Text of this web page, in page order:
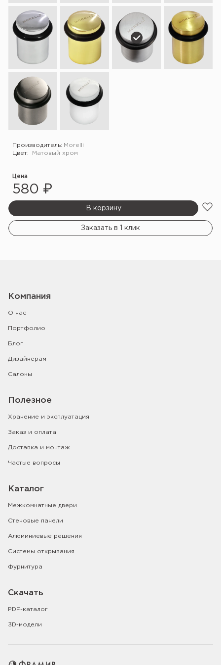
Производитель: Morelli
Цвет:
Матовый хром
Цена
580 ₽
В корзину
Заказать в 1 клик
Компания
О нас
Портфолио
Блог
Дизайнерам
Салоны
Полезное
Хранение и эксплуатация
Заказ и оплата
Доставка и монтаж
Частые вопросы
Каталог
Межкомнатные двери
Стеновые панели
Алюминиевые решения
Системы открывания
Фурнитура
Скачать
PDF-каталог
3D-модели